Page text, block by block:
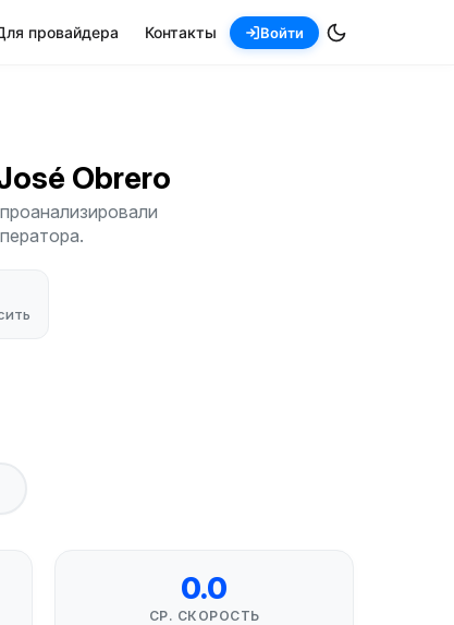
провайдера Контакты Войти
Obrero
0.0
СР. СКОРОСТЬ